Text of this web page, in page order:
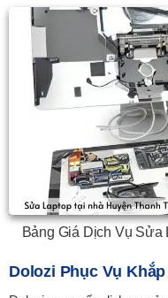
Bảng Giá Dịch Vụ Sửa
Dolozi Phục Vụ